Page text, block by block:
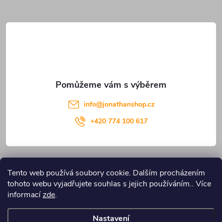
Tento web používá soubory cookie. Dalším procházením
tohoto webu vyjadřujete souhlas s jejich používáním.. Více
informacízde.
Nastavení
t
info@jonathanshop.cz
+420 774 100 617
Blog JONATHANshop.cz